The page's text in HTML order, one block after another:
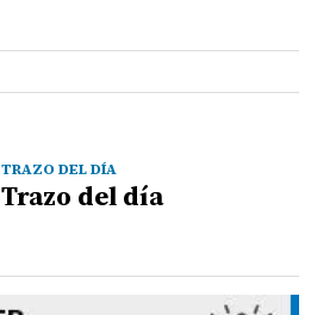
TRAZO DEL DÍA
Trazo del día